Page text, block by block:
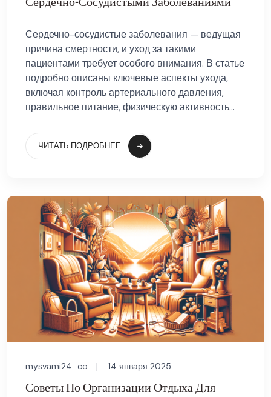
Сердечно-сосудистые заболевания — ведущая
причина смертности, и уход за такими
пациентами требует особого внимания. В статье
подробно описаны ключевые аспекты ухода,
включая контроль артериального давления,
правильное питание, физическую активность...
ЧИТАТЬ ПОДРОБНЕЕ
mysvami24_co 14 января 2025
Советы По Организации Отдыха Для